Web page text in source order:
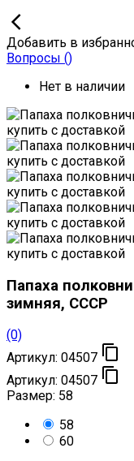

Добавить в
Вопросы ()
Нет в наличии
Папаха
зимняя, СССР
(0)
Артикул: 04507 
Артикул: 04507 
Размер: 58
58
60